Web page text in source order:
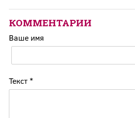
КОММЕНТАРИИ
Ваше имя
Текст *